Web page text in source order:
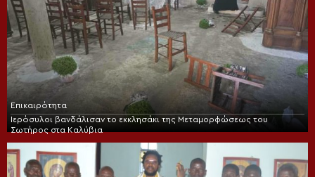
Επικαιρότητα
Ιερόσυλοι βανδάλισαν το εκκλησάκι της Μεταμορφώσεως του
Σωτήρος στα Καλύβια